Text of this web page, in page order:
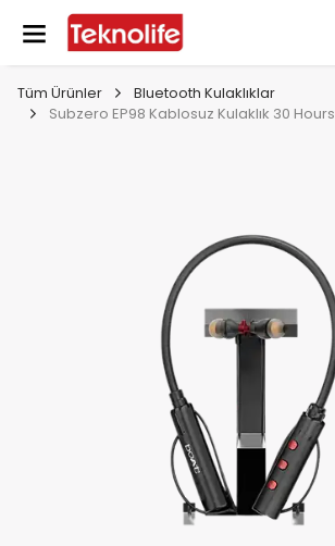
Tüm Ürünler
Bluetooth Kulaklıklar
Subzero EP98 Kablosuz Kulaklık 30 Hours